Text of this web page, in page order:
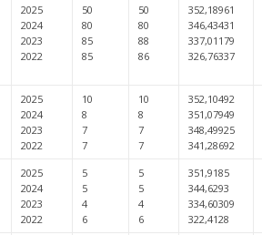
2025
2024
2023
2022
50
80
85
85
50
80
88
86
352,18961
346,43431
337,01179
326,76337
2025
2024
2023
2022
10
8
7
7
10
8
7
7
352,10492
351,07949
348,49925
341,28692
2025
2024
2023
2022
5
5
4
6
5
5
4
6
351,9185
344,6293
334,60309
322,4128